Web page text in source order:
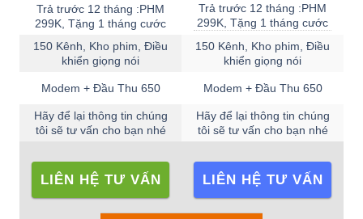
Trả trước 12 tháng :PHM
299K, Tặng 1 tháng cước
150 Kênh, Kho phim, Điều
khiển giọng nói
Modem + Đầu Thu 650
Hãy để lại thông tin chúng
tôi sẽ tư vấn cho bạn nhé
LIÊN HỆ TƯ VẤN
Trả trước 12 tháng :PHM
299K, Tặng 1 tháng cước
150 Kênh, Kho phim, Điều
khiển giọng nói
Modem + Đầu Thu 650
Hãy để lại thông tin chúng
tôi sẽ tư vấn cho bạn nhé
LIÊN HỆ TƯ VẤN